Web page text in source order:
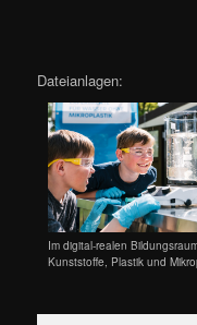
Dateianlagen:
Im digital-realen
Kunststoffe, Plastik und